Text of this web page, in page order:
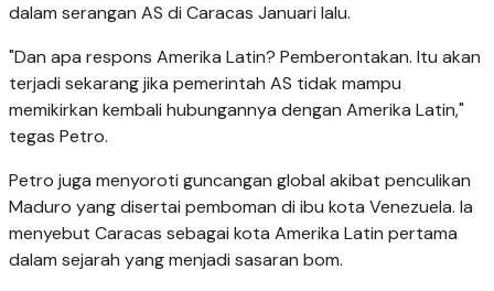
dalam serangan AS di Caracas Januari lalu.
"Dan apa respons Amerika Latin? Pemberontakan. Itu akan
terjadi sekarang jika pemerintah AS tidak mampu
memikirkan kembali hubungannya dengan Amerika Latin,"
tegas Petro.
Petro juga menyoroti guncangan global akibat penculikan
Maduro yang disertai pemboman di ibu kota Venezuela. Ia
menyebut Caracas sebagai kota Amerika Latin pertama
dalam sejarah yang menjadi sasaran bom.